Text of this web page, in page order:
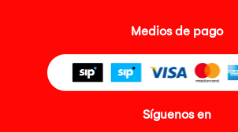
Medios de pago
Síguenos en